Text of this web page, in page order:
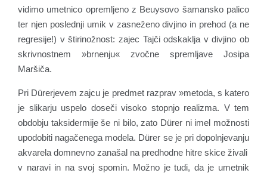
vidimo umetnico opremljeno z Beuysovo šamansko palico
ter njen poslednji umik v zasneženo divjino in prehod (a ne
regresije!) v štirinožnost: zajec Tajči odskaklja v divjino ob
skrivnostnem »brnenju« zvočne spremljave Josipa
Maršiča.
Pri Dürerjevem zajcu je predmet razprav »metoda, s katero
je slikarju uspelo doseči visoko stopnjo realizma. V tem
obdobju taksidermije še ni bilo, zato Dürer ni imel možnosti
upodobiti nagačenega modela. Dürer se je pri dopolnjevanju
akvarela domnevno zanašal na predhodne hitre skice živali
v naravi in na svoj spomin. Možno je tudi, da je umetnik